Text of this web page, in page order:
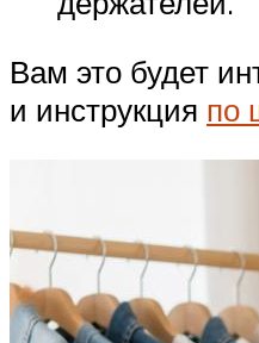
Вам это будет
и инструкция по